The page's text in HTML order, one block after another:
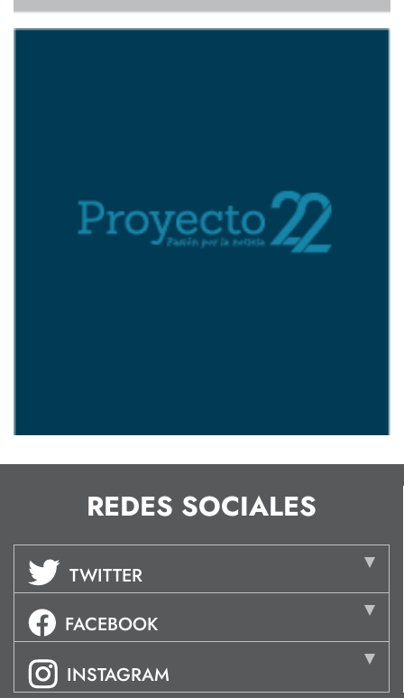
REDES SOCIALES
TWITTER
FACEBOOK
INSTAGRAM